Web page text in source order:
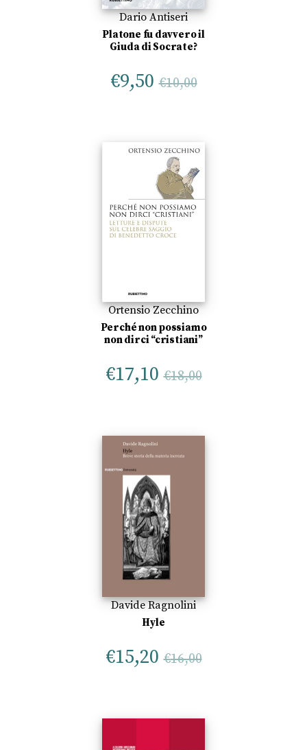
Dario Antiseri
Platone fu davvero il
Giuda di Socrate?
€9,50 €10,00
Ortensio Zecchino
Perché non possiamo
non dirci “cristiani”
€17,10 €18,00
Davide Ragnolini
Hyle
€15,20 €16,00